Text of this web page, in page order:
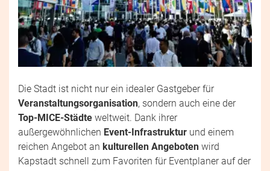
Die Stadt ist nicht nur ein idealer Gastgeber für
Veranstaltungsorganisation, sondern auch eine der
Top-MICE-Städte weltweit. Dank ihrer
außergewöhnlichen Event-Infrastruktur und einem
reichen Angebot an kulturellen Angeboten wird
Kapstadt schnell zum Favoriten für Eventplaner auf der